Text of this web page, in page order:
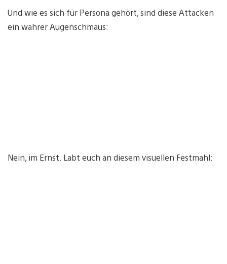
Und wie es sich für Persona gehört, sind diese Attacken
ein wahrer Augenschmaus:
Nein, im Ernst. Labt euch an diesem visuellen Festmahl: